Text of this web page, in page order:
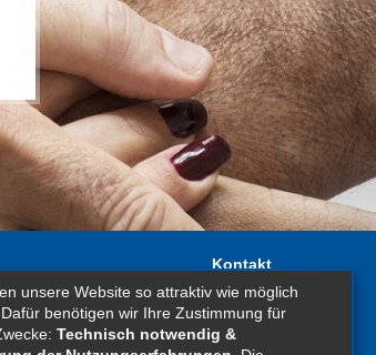
Kontakt
Impressum
Erklärung zur
Barrierefreiheit
unsere Website so attraktiv wie möglich
benötigen wir Ihre Zustimmung für
Technisch notwendig &